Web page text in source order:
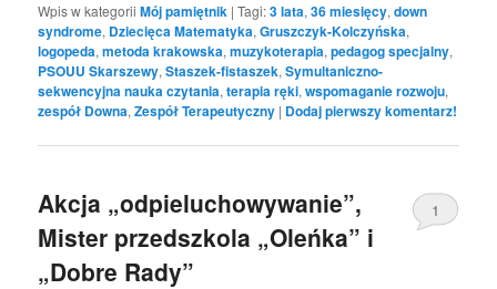
Wpis w kategoriiMój pamiętnik |Tagi:3 lata,36 miesięcy,down
syndrome, Dziecięca Matematyka,Gruszczyk-Kolczyńska,
logopeda,metoda krakowska,muzykoterapia,pedagog specjalny,
PSOUU Skarszewy,Staszek-fistaszek,Symultaniczno-
sekwencyjna nauka czytania,terapia ręki,wspomaganie rozwoju,
zespół Downa,Zespół Terapeutyczny | Dodaj pierwszy komentarz!
Akcja „odpieluchowywanie”,
Mister przedszkola „Oleńka” i
„Dobre Rady”
1